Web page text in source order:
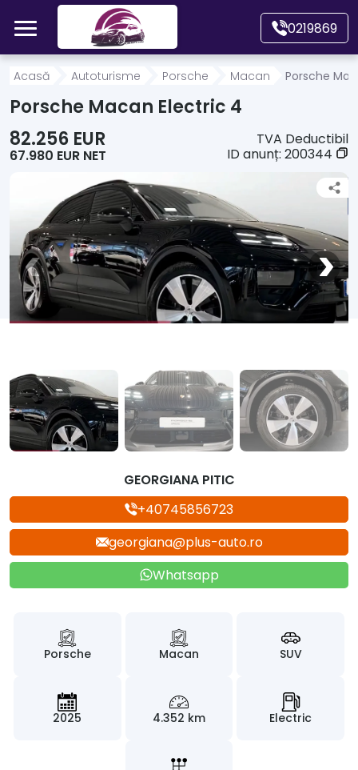
Mergi direct la conținutul principal
0219869
Acasă
Autoutilitare
Alte tipuri vehicule
Despre Noi
Acasă Autoturisme Porsche Macan Porsche
Porsche Macan Electric 4
82.256 EUR
67.980 EUR NET
TVA Deductibil
ID anunț: 200344
GEORGIANA PITIC
+40745856723
georgiana@plus-auto.ro
Whatsapp
Porsche Macan SUV
2025 4.352 km Electric